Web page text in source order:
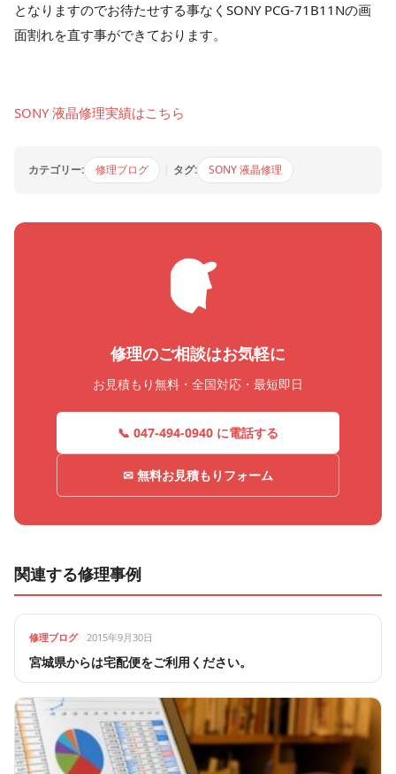
となりますのでお待たせする事なくSONY PCG-71B11Nの画
面割れを直す事ができております。
SONY 液晶修理実績はこちら
カテゴリー: 修理ブログ タグ: SONY 液晶修理
修理のご相談はお気軽に
お見積もり無料・全国対応・最短即日
📞 047-494-0940 に電話する
✉ 無料お見積もりフォーム
関連する修理事例
修理ブログ 2015年9月30日
宮城県からは宅配便をご利用ください。